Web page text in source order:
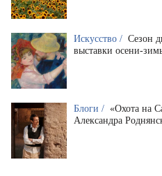
Искусство / Сезон
выставки осени-
Блоги / «Охота на
Александра